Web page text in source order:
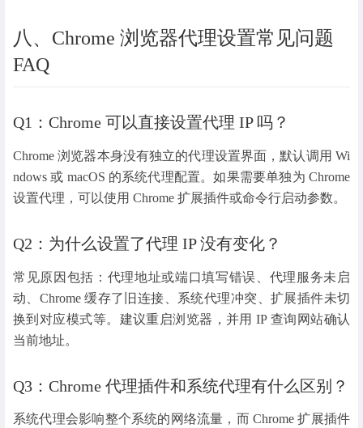
八、Chrome 浏览器代理设置常见问题
FAQ
Q1：Chrome 可以直接设置代理 IP 吗？
Chrome 浏览器本身没有独立的代理设置界面，默认调用 Wi
ndows 或 macOS 的系统代理配置。如果需要单独为 Chrome
设置代理，可以使用 Chrome 扩展插件或命令行启动参数。
Q2：为什么设置了代理 IP 没有变化？
常见原因包括：代理地址或端口填写错误、代理服务未启
动、Chrome 缓存了旧连接、系统代理冲突、扩展插件未切
换到对应模式等。建议重启浏览器，并用 IP 查询网站确认
当前地址。
Q3：Chrome 代理插件和系统代理有什么区别？
系统代理会影响整个系统的网络流量，而 Chrome 扩展插件